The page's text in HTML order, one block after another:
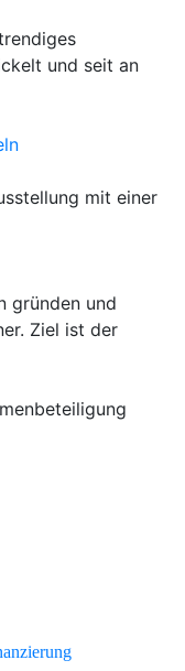
und seit an
mit einer
gründen und
Ziel ist der